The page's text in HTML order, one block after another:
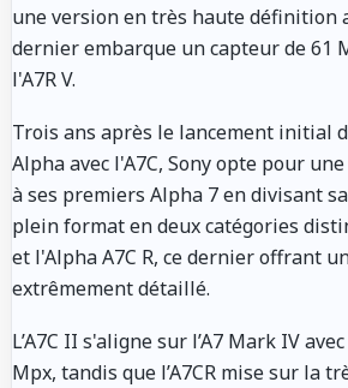
une version en très haute définition
dernier embarque un capteur de 61
l'A7R V.
Trois ans après le lancement initial
Alpha avec l'A7C, Sony opte pour
à ses premiers Alpha 7 en divisant
plein format en deux catégories
et l'Alpha A7C R, ce dernier offrant
extrêmement détaillé.
L’A7C II s'aligne sur l’A7 Mark IV
Mpx, tandis que l’A7CR mise sur la